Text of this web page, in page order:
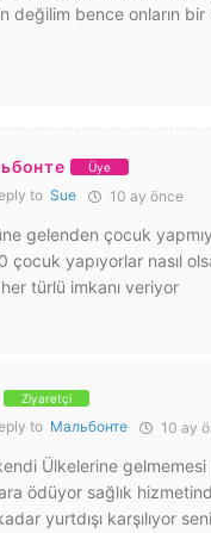
değilim bence onların bir
Üye
to Sue 10 ay önce
gelenden çocuk
çocuk yapıyorlar nasıl
türlü imkanı veriyor
Ziyaretçi
to Мальбонте 10 ay
Ülkelerine
ödüyor sağlık
yurtdışı karşılıyor